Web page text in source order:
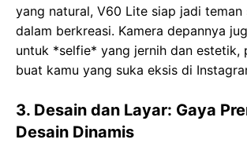
yang natural, V60 Lite siap jadi teman
dalam berkreasi. Kamera depannya
untuk *selfie* yang jernih dan estetik,
buat kamu yang suka eksis di
3. Desain dan Layar: Gaya
Desain Dinamis